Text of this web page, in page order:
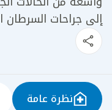
إلى جراحات السرطان
نظرة عامة